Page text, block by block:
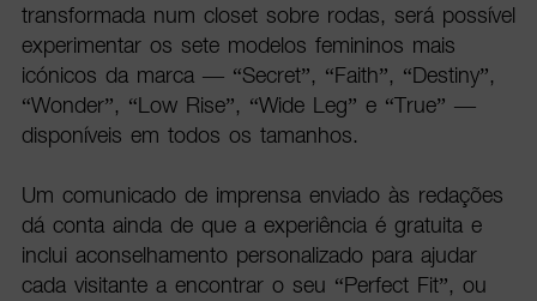
transformada num closet sobre rodas, será possível
experimentar os sete modelos femininos mais
icónicos da marca — “Secret”, “Faith”, “Destiny”,
“Wonder”, “Low Rise”, “Wide Leg” e “True” —
disponíveis em todos os tamanhos.
Um comunicado de imprensa enviado às redações
dá conta ainda de que a experiência é gratuita e
inclui aconselhamento personalizado para ajudar
cada visitante a encontrar o seu “Perfect Fit”, ou